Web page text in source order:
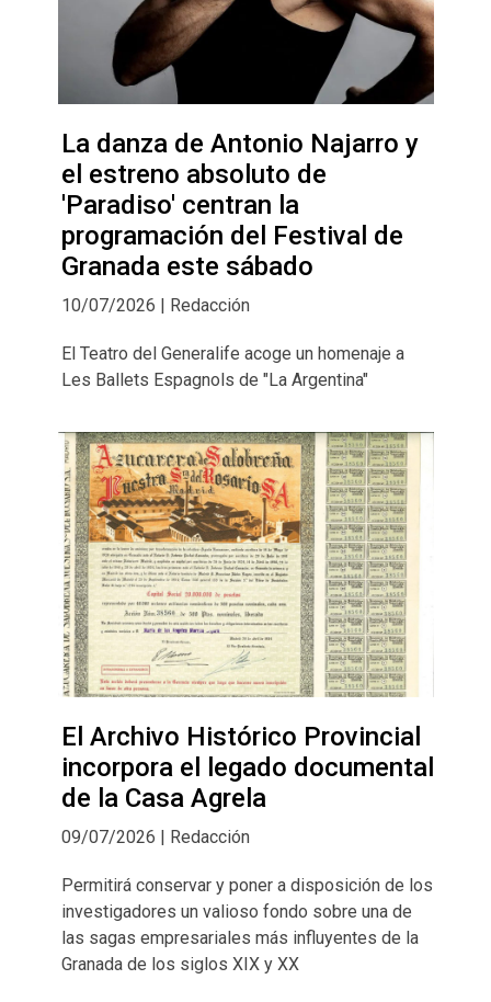
La danza de Antonio Najarro y
el estreno absoluto de
'Paradiso' centran la
programación del Festival de
Granada este sábado
10/07/2026 | Redacción
El Teatro del Generalife acoge un homenaje a
Les Ballets Espagnols de "La Argentina"
El Archivo Histórico Provincial
incorpora el legado documental
de la Casa Agrela
09/07/2026 | Redacción
Permitirá conservar y poner a disposición de los
investigadores un valioso fondo sobre una de
las sagas empresariales más influyentes de la
Granada de los siglos XIX y XX